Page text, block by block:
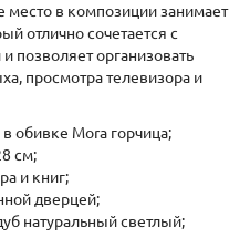
место в композиции занимает
отлично сочетается с
позволяет организовать
просмотра телевизора и
обивке Mora горчица;
см;
и книг;
дверцей;
натуральный светлый;